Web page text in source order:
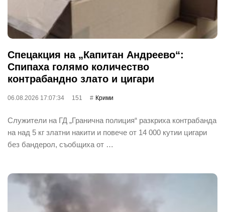
Спецакция на „Капитан Андреево“:
Спипаха голямо количество
контрабандно злато и цигари
06.08.2026 17:07:34 151 Крими
Служители на ГД „Гранична полиция“ разкриха контрабанда
на над 5 кг златни накити и повече от 14 000 кутии цигари
без бандерол, съобщиха от …